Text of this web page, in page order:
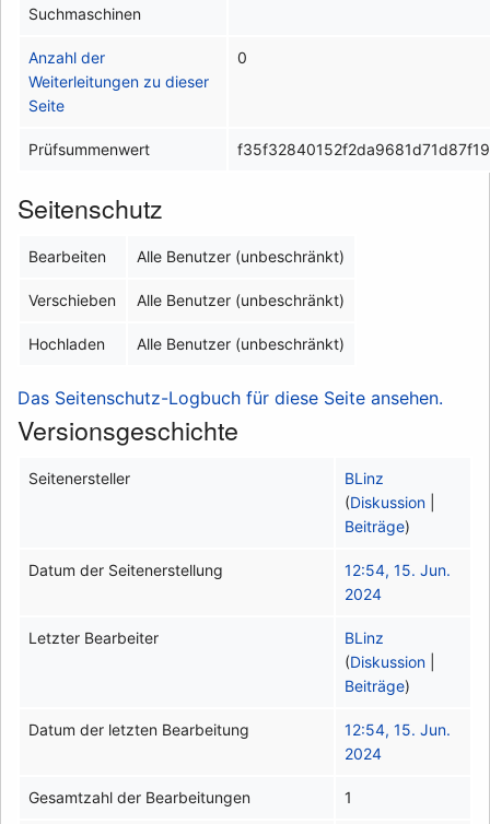
Suchmaschinen
Anzahl der
Weiterleitungen zu dieser
Seite
0
Prüfsummenwert
Seitenschutz
Bearbeiten Alle Benutzer (unbeschränkt)
Verschieben Alle Benutzer (unbeschränkt)
Hochladen Alle Benutzer (unbeschränkt)
Das Seitenschutz-Logbuch für diese Seite ansehen.
Versionsgeschichte
Seitenersteller
BLinz
(Diskussion
Beiträge)
Datum der Seitenerstellung
12:54, 15. Jun.
2024
Letzter Bearbeiter
BLinz
(Diskussion
Beiträge)
Datum der letzten Bearbeitung
12:54, 15. Jun.
2024
Gesamtzahl der Bearbeitungen 1